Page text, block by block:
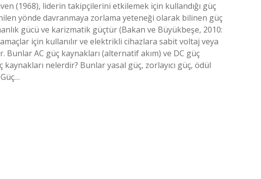
(1968), liderin takipçilerini etkilemek için kullandığı güç
yönde davranmaya zorlama yeteneği olarak bilinen güç
gücü ve karizmatik güçtür (Bakan ve Büyükbeşe, 2010:
için kullanılır ve elektrikli cihazlara sabit voltaj veya
Bunlar AC güç kaynakları (alternatif akım) ve DC güç
nelerdir? Bunlar yasal güç, zorlayıcı güç, ödül